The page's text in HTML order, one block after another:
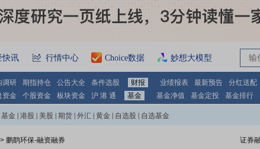
快讯 行情中心 Choice数据 妙想大模型
调研 期指持仓 公告大全 条件选股 财报 业绩报表 最新预告 分红送配
资金 个股资金 板块资金 沪 港 通 基金 基金净值 基金定投 基金排行
基金 港股 美股 期货 外汇 黄金 自选股 自选基金
> 鹏鹞环保-融资融券 证券